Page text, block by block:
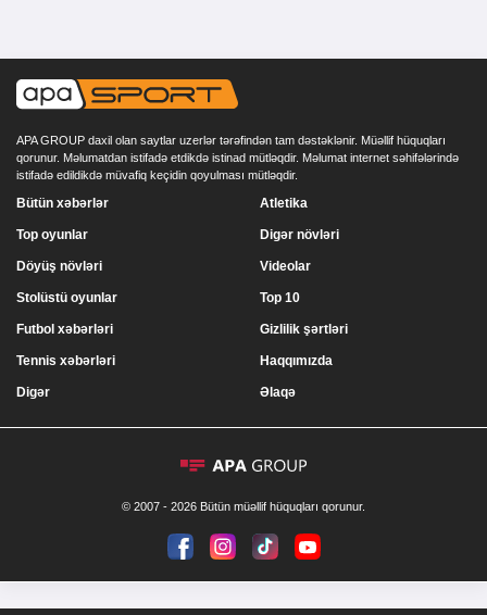
APA GROUP daxil olan saytlar uzerlər tərəfindən tam dəstəklənir. Müəllif hüquqları
qorunur. Məlumatdan istifadə etdikdə istinad mütləqdir. Məlumat internet səhifələrində
istifadə edildikdə müvafiq keçidin qoyulması mütləqdir.
Bütün xəbərlər
Top oyunlar
Döyüş növləri
Stolüstü oyunlar
Atletika
Digər növləri
Videolar
Top 10
Futbol xəbərləri
Tennis xəbərləri
Digər
Gizlilik şərtləri
Haqqımızda
Əlaqə
© 2007 - 2026 Bütün müəllif hüquqları qorunur.